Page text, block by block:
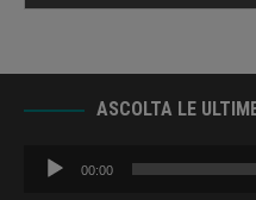
ASCOLTA LE
Audio
Player
00:00